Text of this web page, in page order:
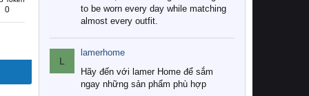
0
to be worn every day while matching
almost every outfit.
L
lamerhome
Hãy đến với lamer Home để sắm
ngay những sản phẩm phù hợp